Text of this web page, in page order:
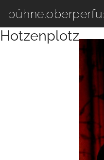
Hotzenplotz